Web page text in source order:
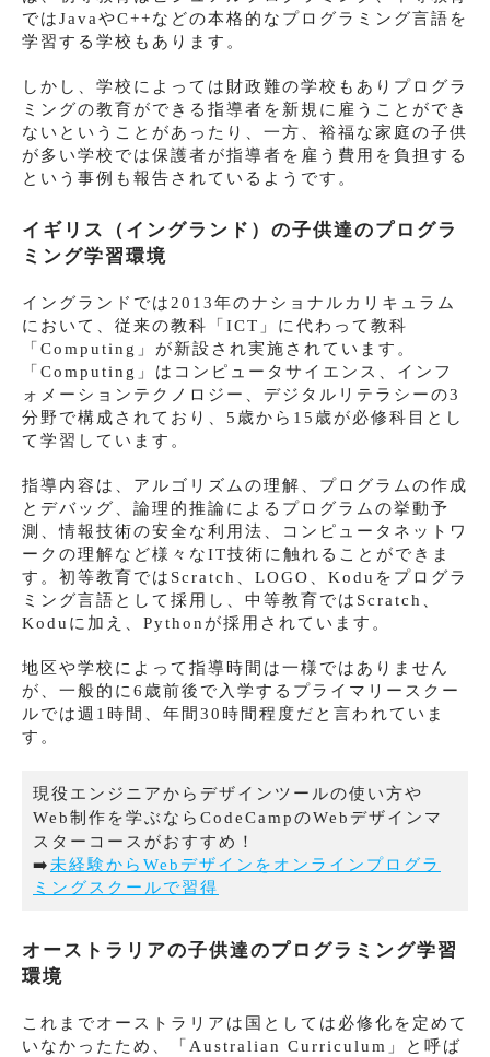
ではJavaやC++などの本格的なプログラミング言語を
学習する学校もあります。
しかし、学校によっては財政難の学校もありプログラ
ミングの教育ができる指導者を新規に雇うことができ
ないということがあったり、一方、裕福な家庭の子供
が多い学校では保護者が指導者を雇う費用を負担する
という事例も報告されているようです。
イギリス（イングランド）の子供達のプログラ
ミング学習環境
イングランドでは2013年のナショナルカリキュラム
において、従来の教科「ICT」に代わって教科
「Computing」が新設され実施されています。
「Computing」はコンピュータサイエンス、インフ
ォメーションテクノロジー、デジタルリテラシーの3
分野で構成されており、5歳から15歳が必修科目とし
て学習しています。
指導内容は、アルゴリズムの理解、プログラムの作成
とデバッグ、論理的推論によるプログラムの挙動予
測、情報技術の安全な利用法、コンピュータネットワ
ークの理解など様々なIT技術に触れることができま
す。初等教育ではScratch、LOGO、Koduをプログラ
ミング言語として採用し、中等教育ではScratch、
Koduに加え、Pythonが採用されています。
地区や学校によって指導時間は一様ではありません
が、一般的に6歳前後で入学するプライマリースクー
ルでは週1時間、年間30時間程度だと言われていま
す。
現役エンジニアからデザインツールの使い方や
Web制作を学ぶならCodeCampのWebデザインマ
スターコースがおすすめ！
➡️未経験からWebデザインをオンラインプログラ
ミングスクールで習得
オーストラリアの子供達のプログラミング学習
環境
これまでオーストラリアは国としては必修化を定めて
いなかったため、「Australian Curriculum」と呼ば